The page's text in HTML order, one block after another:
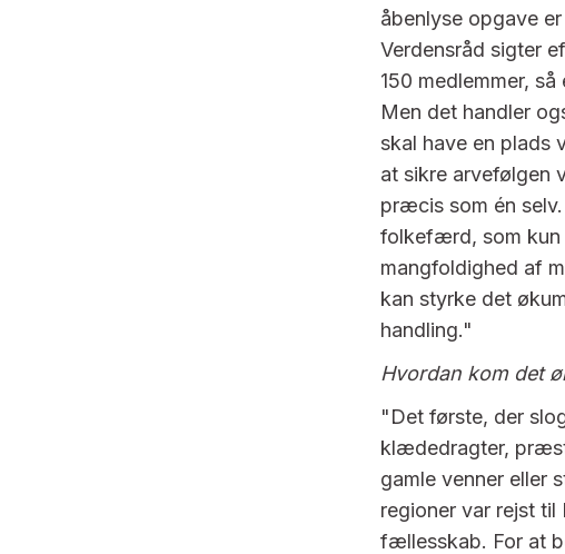
åbenlyse opgave
Verdensråd sigter
150 medlemmer,
Men det handler
skal have en plads
at sikre
præcis som én
folkefærd, som kun
mangfoldighed af
kan styrke det
handling."
Hvordan kom det
"Det første, der
klædedragter,
gamle venner eller
regioner var rejst
fællesskab. For at